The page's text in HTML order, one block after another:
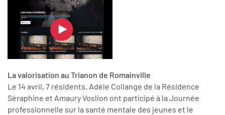
La valorisation au Trianon de Romainville
Le 14 avril, 7 résidents, Adèle Collange de la Résidence
Séraphine et Amaury Voslion ont participé à la Journée
professionnelle sur la santé mentale des jeunes et le